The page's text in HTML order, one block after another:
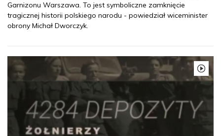
Garnizonu Warszawa. To jest symboliczne zamknięcie
tragicznej historii polskiego narodu - powiedział wiceminister
obrony Michał Dworczyk.